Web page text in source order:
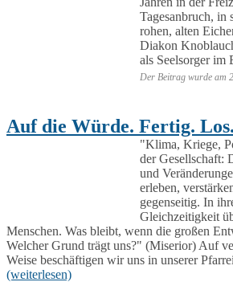
Tagesanbruch, in
rohen, alten
Diakon
als Seelsorger
Der Beitrag wurde am
Auf die Würde. Fertig. Los.
"Klima, Kriege,
der Gesellschaft:
und
erleben,
gegenseitig. In
Gleichzeitigkeit
Menschen. Was bleibt, wenn die großen
Welcher Grund trägt uns?" (Miserior) Auf
Weise beschäftigen wir uns in unserer
(weiterlesen)